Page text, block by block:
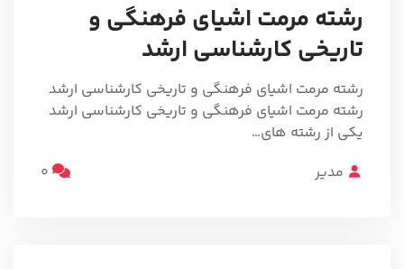
رشته مرمت اشیای فرهنگی و
تاریخی کارشناسی ارشد
رشته مرمت اشیای فرهنگی و تاریخی کارشناسی ارشد
رشته مرمت اشیای فرهنگی و تاریخی کارشناسی ارشد
یکی از رشته های…
مدیر